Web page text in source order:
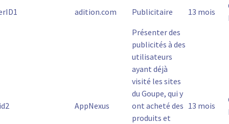
adition.com Publicitaire 13 mois
AppNexus
Présenter des
publicités à des
utilisateurs
ayant déjà
visité les sites
du Goupe, qui y
ont acheté des
produits et
13 mois